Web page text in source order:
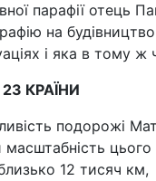
парафії
на
і яка в тому ж
КРАЇНИ
подорожі
12 тисяч км,